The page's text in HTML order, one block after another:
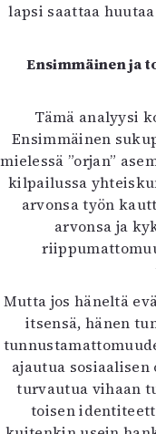
lapsi saattaa
Ensimmäinen ja
Tämä analyysi
Ensimmäinen
mielessä ”orjan”
kilpailussa
arvonsa työn
arvonsa ja
Mutta jos häneltä
itsensä, hänen
ajautua
turvautua vihaan
toisen